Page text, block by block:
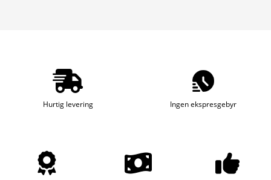
Hurtig levering Ingen ekspresgebyr